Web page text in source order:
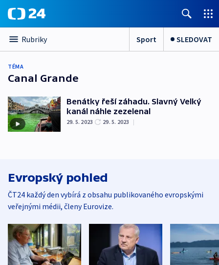
Rubriky Sport SLEDOVAT
TÉMA
Canal Grande
Benátky řeší záhadu. Slavný Velký
kanál náhle zezelenal
29. 5. 2023 29. 5. 2023 |
Evropský pohled
ČT24 každý den vybírá z obsahu publikovaného evropskými
veřejnými médii, členy Eurovize.